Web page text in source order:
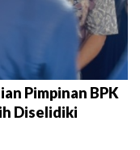
Pimpinan BPK
Diselidiki